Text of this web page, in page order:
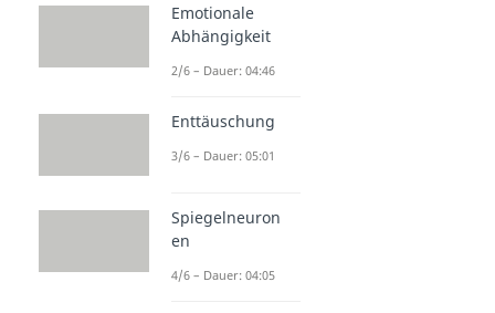
Emotionale
Abhängigkeit
2/6 – Dauer: 04:46
Enttäuschung
3/6 – Dauer: 05:01
Spiegelneuron
en
4/6 – Dauer: 04:05